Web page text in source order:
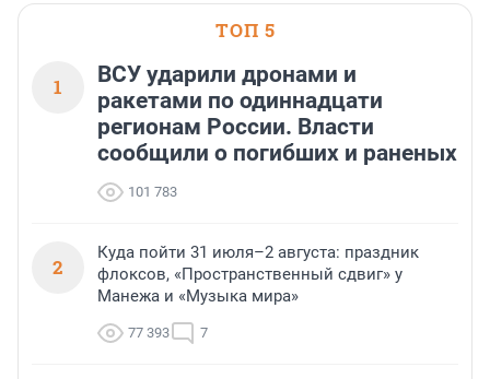
ТОП 5
1
ВСУ ударили дронами и
ракетами по одиннадцати
регионам России. Власти
сообщили о погибших и раненых
101 783
2
Куда пойти 31 июля–2 августа: праздник
флоксов, «Пространственный сдвиг» у
Манежа и «Музыка мира»
77 393 7